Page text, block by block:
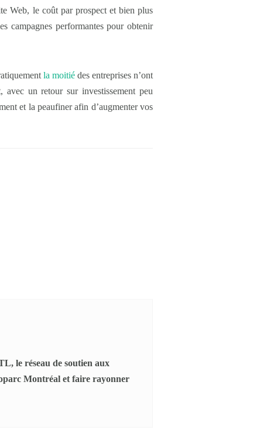
Web, le coût par prospect et bien plus
campagnes performantes pour obtenir
la moitié des entreprises n’ont
avec un retour sur investissement peu
et la peaufiner afin d’augmenter vos
le réseau de soutien aux
Montréal et faire rayonner